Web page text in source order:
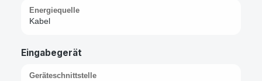
Energiequelle
Kabel
Eingabegerät
Geräteschnittstelle